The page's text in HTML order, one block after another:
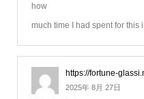
how
much time I had spent for this
https://fortune-
2025年 8月 27日